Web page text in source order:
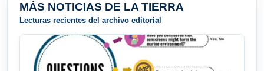
MÁS NOTICIAS DE LA TIERRA
Lecturas recientes del archivo editorial